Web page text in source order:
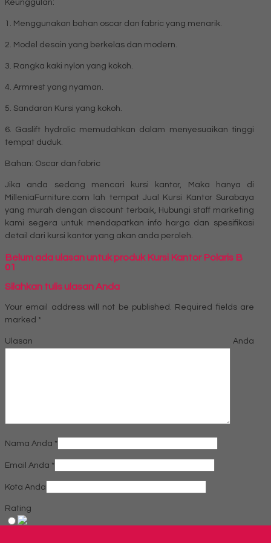
Keunggulan:
1. Menggunakan bahan oscar dan fabric yang menarik.
2. Model desain yang berkelas dan modern.
3. Rangka kaki nylon yang kokoh.
4. Armrest yang nyaman.
5. Sandaran Kursi yang kokoh.
6. Gaslift hydrolic memudahkan dalam menyesuaikan tinggi
tempat duduk.
Bahan: Oscar dan fabric
Jika anda sedang mencari kursi kantor, Maka hanya di
MilleniaFurniture.com lah tempat Jual Kursi Kantor Surabaya
yang murah dengan discount terbaik, Hubungi staff marketing
kami segera untuk mendapatkan info harga dan spesifikasi
detail dari kursi kantor yang akan anda peroleh.
Belum ada ulasan untuk produk Kursi Kantor Polaris B
01
Silahkan tulis ulasan Anda
Your email address will not be published. Required fields are
marked *
Ulasan Anda
Nama Anda *
Email Anda *
Kota Anda
Rating